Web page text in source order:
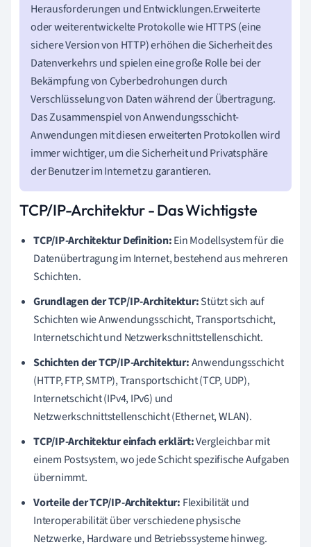
Herausforderungen und Entwicklungen.Erweiterte
oder weiterentwickelte Protokolle wie HTTPS (eine
sichere Version von HTTP) erhöhen die Sicherheit des
Datenverkehrs und spielen eine große Rolle bei der
Bekämpfung von Cyberbedrohungen durch
Verschlüsselung von Daten während der Übertragung.
Das Zusammenspiel von Anwendungsschicht-
Anwendungen mit diesen erweiterten Protokollen wird
immer wichtiger, um die Sicherheit und Privatsphäre
der Benutzer im Internet zu garantieren.
TCP/IP-Architektur - Das Wichtigste
TCP/IP-Architektur Definition:Ein Modellsystem für die
Datenübertragung im Internet, bestehend aus mehreren
Schichten.
Grundlagen der TCP/IP-Architektur:Stützt sich auf
Schichten wie Anwendungsschicht, Transportschicht,
Internetschicht und Netzwerkschnittstellenschicht.
Schichten der TCP/IP-Architektur:Anwendungsschicht
(HTTP, FTP, SMTP), Transportschicht (TCP, UDP),
Internetschicht (IPv4, IPv6) und
Netzwerkschnittstellenschicht (Ethernet, WLAN).
TCP/IP-Architektur einfach erklärt:Vergleichbar mit
einem Postsystem, wo jede Schicht spezifische Aufgaben
übernimmt.
Vorteile der TCP/IP-Architektur: Flexibilität und
Interoperabilität über verschiedene physische
Netzwerke, Hardware und Betriebssysteme hinweg.